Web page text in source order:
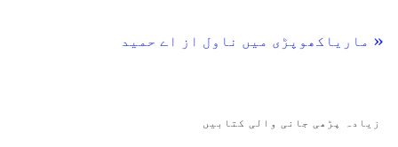
« ماریاکھوپڑی میں ناول از اے حمید
زیادہ پڑھی جانی والی کتابیں